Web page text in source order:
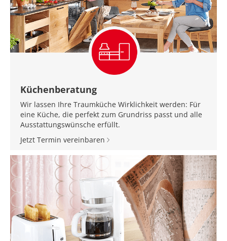
Küchenberatung
Wir lassen Ihre Traumküche Wirklichkeit werden: Für
eine Küche, die perfekt zum Grundriss passt und alle
Ausstattungswünsche erfüllt.
Jetzt Termin vereinbaren